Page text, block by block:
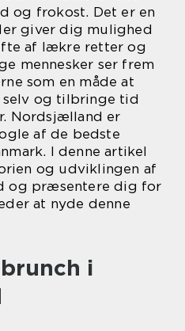
og frokost. Det er en
giver dig mulighed
af lækre retter og
mennesker ser frem
som en måde at
og tilbringe tid
Nordsjælland er
af de bedste
I denne artikel
og udviklingen af
og præsentere dig for
at nyde denne
i